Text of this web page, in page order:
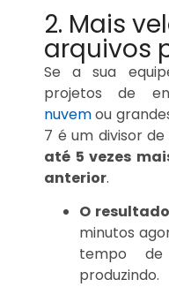
2. Mais
arquivos
Se a sua
projetos de
nuvemou
7 é um divisor
até 5 vezes
anterior.
O
minutos
tempo
produzindo.